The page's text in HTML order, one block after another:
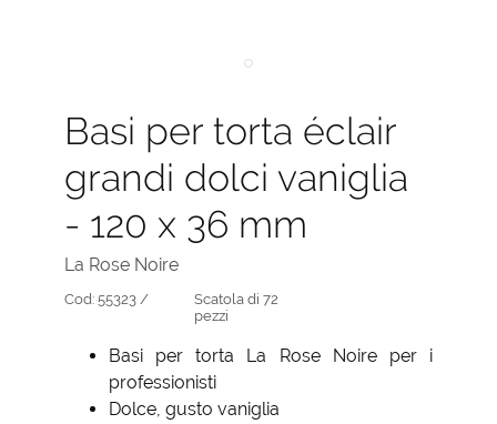
Basi per torta éclair
grandi dolci vaniglia
- 120 x 36 mm
La Rose Noire
Cod: 55323 /
Scatola di 72
pezzi
Basi per torta La Rose Noire per i
professionisti
Dolce, gusto vaniglia